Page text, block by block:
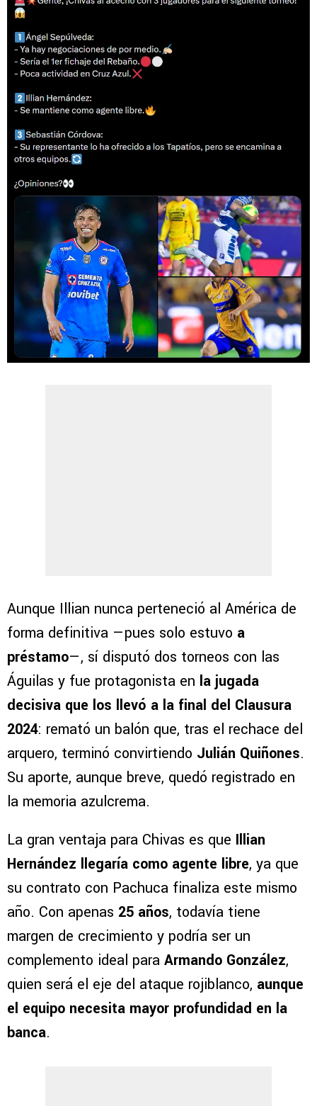
Aunque Illian nunca perteneció al América de
forma definitiva —pues solo estuvo a
préstamo—, sí disputó dos torneos con las
Águilas y fue protagonista en la jugada
decisiva que los llevó a la final del Clausura
2024: remató un balón que, tras el rechace del
arquero, terminó convirtiendo Julián Quiñones.
Su aporte, aunque breve, quedó registrado en
la memoria azulcrema.
La gran ventaja para Chivas es que Illian
Hernández llegaría como agente libre, ya que
su contrato con Pachuca finaliza este mismo
año. Con apenas 25 años, todavía tiene
margen de crecimiento y podría ser un
complemento ideal para Armando González,
quien será el eje del ataque rojiblanco, aunque
el equipo necesita mayor profundidad en la
banca.